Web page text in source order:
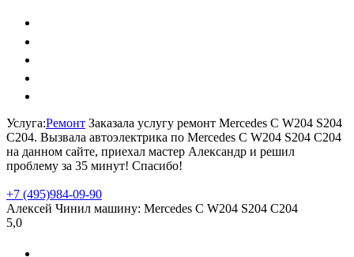
Услуга:Ремонт Заказала услугу ремонт Mercedes C W204 S204
C204. Вызвала автоэлектрика по Mercedes C W204 S204 C204
на данном сайте, приехал мастер Александр и решил
проблему за 35 минут! Спасибо!
+7 (495)984-09-90
Алексей Чинил машину: Mercedes C W204 S204 C204
5,0